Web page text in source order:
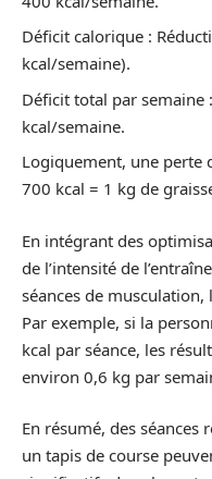
Déficit calorique :
kcal/semaine).
Déficit total par semaine
kcal/semaine.
Logiquement, une perte
700 kcal = 1 kg de
En intégrant des
de l’intensité de
séances de musculation,
Par exemple, si la
kcal par séance, les
environ 0,6 kg par
En résumé, des
un tapis de course